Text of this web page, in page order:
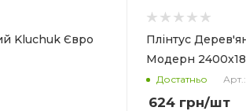
Kluchuk Євро
Плінтус
Модерн
Достатньо
624 грн/шт